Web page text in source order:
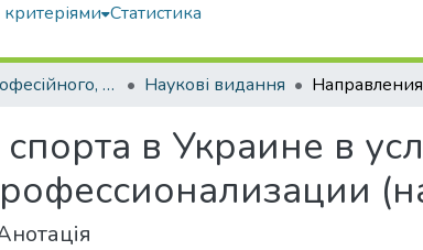
Статистика
Кафедра професійного, неолімпійського та адаптивного спорту Наукові видання
в Украине в